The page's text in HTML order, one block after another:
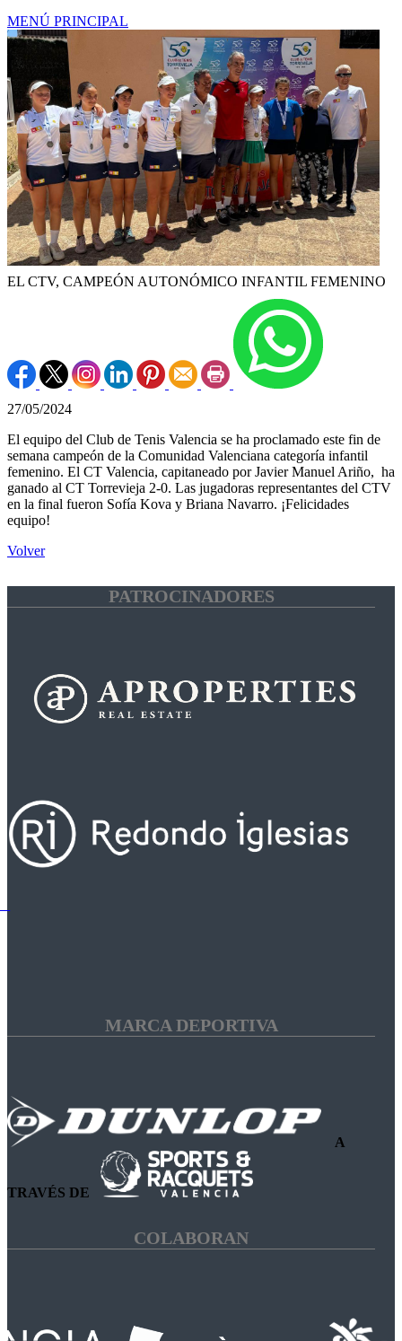
MENÚ PRINCIPAL
EL CTV, CAMPEÓN AUTONÓMICO INFANTIL FEMENINO
27/05/2024
El equipo del Club de Tenis Valencia se ha proclamado este fin de
semana campeón de la Comunidad Valenciana categoría infantil
femenino. El CT Valencia, capitaneado por Javier Manuel Ariño, ha
ganado al CT Torrevieja 2-0. Las jugadoras representantes del CTV
en la final fueron Sofía Kova y Briana Navarro. ¡Felicidades
equipo!
Volver
PATROCINADORES
MARCA DEPORTIVA
A
TRAVÉS DE
COLABORAN